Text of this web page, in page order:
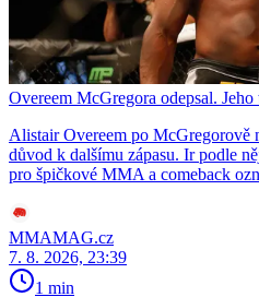
Overeem McGregora odepsal.
Alistair Overeem po McGregorově
důvod k dalšímu zápasu. Ir podle
pro špičkové MMA a comeback
MMAMAG.cz
7. 8. 2026, 23:39
1 min